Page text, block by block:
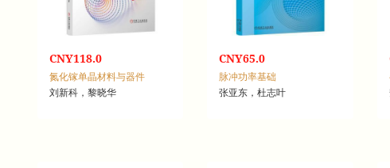
CNY118.0
氮化镓单晶材料与器件
刘新科，黎晓华
CNY65.0
脉冲功率基础
张亚东，杜志叶